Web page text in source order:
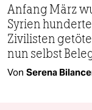
Anfang März
Syrien
Zivilisten
nun selbst
Von Serena